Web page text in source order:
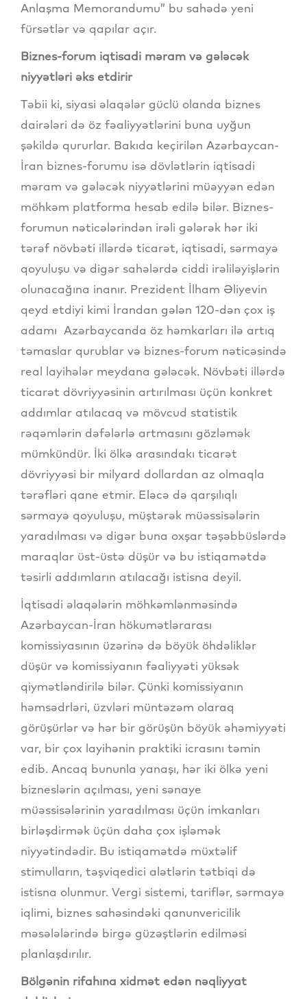
Anlaşma Memorandumu” bu sahədə yeni
fürsətlər və qapılar açır.
Biznes-forum iqtisadi məram və gələcək
niyyətləri əks etdirir
Təbii ki, siyasi əlaqələr güclü olanda biznes
dairələri də öz fəaliyyətlərini buna uyğun
şəkildə qururlar. Bakıda keçirilən Azərbaycan-
İran biznes-forumu isə dövlətlərin iqtisadi
məram və gələcək niyyətlərini müəyyən edən
möhkəm platforma hesab edilə bilər. Biznes-
forumun nəticələrindən irəli gələrək hər iki
tərəf növbəti illərdə ticarət, iqtisadi, sərmayə
qoyuluşu və digər sahələrdə ciddi irəliləyişlərin
olunacağına inanır. Prezident İlham Əliyevin
qeyd etdiyi kimi İrandan gələn 120-dən çox iş
adamı Azərbaycanda öz həmkarları ilə artıq
təmaslar qurublar və biznes-forum nəticəsində
real layihələr meydana gələcək. Növbəti illərdə
ticarət dövriyyəsinin artırılması üçün konkret
addımlar atılacaq və mövcud statistik
rəqəmlərin dəfələrlə artmasını gözləmək
mümkündür. İki ölkə arasındakı ticarət
dövriyyəsi bir milyard dollardan az olmaqla
tərəfləri qane etmir. Eləcə də qarşılıqlı
sərmayə qoyuluşu, müştərək müəssisələrin
yaradılması və digər buna oxşar təşəbbüslərdə
maraqlar üst-üstə düşür və bu istiqamətdə
təsirli addımların atılacağı istisna deyil.
İqtisadi əlaqələrin möhkəmlənməsində
Azərbaycan-İran hökumətlərarası
komissiyasının üzərinə də böyük öhdəliklər
düşür və komissiyanın fəaliyyəti yüksək
qiymətləndirilə bilər. Çünki komissiyanın
həmsədrləri, üzvləri müntəzəm olaraq
görüşürlər və hər bir görüşün böyük əhəmiyyəti
var, bir çox layihənin praktiki icrasını təmin
edib. Ancaq bununla yanaşı, hər iki ölkə yeni
bizneslərin açılması, yeni sənaye
müəssisələrinin yaradılması üçün imkanları
birləşdirmək üçün daha çox işləmək
niyyətindədir. Bu istiqamətdə müxtəlif
stimulların, təşviqedici alətlərin tətbiqi də
istisna olunmur. Vergi sistemi, tariflər, sərmayə
iqlimi, biznes sahəsindəki qanunvericilik
məsələlərində birgə güzəştlərin edilməsi
planlaşdırılır.
Bölgənin rifahına xidmət edən nəqliyyat